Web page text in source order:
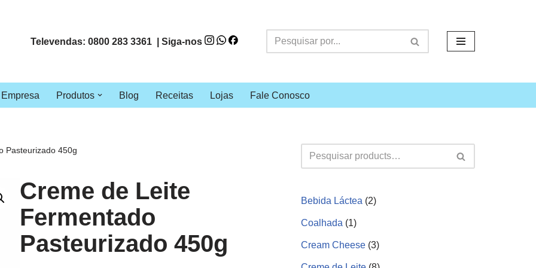
Televendas: 0800 283 3361 | Siga-nos
Empresa Produtos Blog Receitas Lojas Fale Conosco
Pasteurizado 450g
Creme de Leite
Fermentado
Pasteurizado 450g
Bebida Láctea 2
Coalhada 1
Cream Cheese 3